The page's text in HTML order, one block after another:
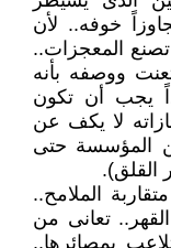
خوفه.. لأن
تصنع المعجزات..
ووصفه بأنه
يجب أن تكون
لا يكف عن
المؤسسة حتى
القلق).
الملامح..
تعانى من
بمصائرها..